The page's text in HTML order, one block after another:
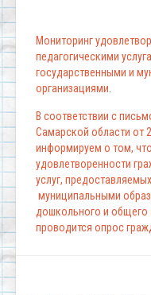
Мониторинг
педагогическими
государственными и
организациями.
В соответствии с
Самарской области от
информируем о том,
удовлетворенности
услуг,
муниципальными
дошкольного и общего
проводится опрос